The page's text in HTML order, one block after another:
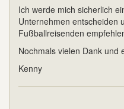
Ich werde mich sicherlich
Unternehmen entscheiden
Fußballreisenden
Nochmals vielen Dank und
Kenny